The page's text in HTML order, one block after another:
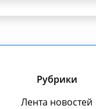
Рубрики
Лента новостей